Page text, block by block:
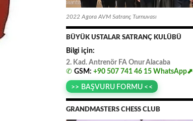
2022 Agora AVM Satranç Turnuvası
BÜYÜK USTALAR SATRANÇ KULÜBÜ
Bilgi için:
2. Kad. Antrenör FA Onur.Alacaba
✆ GSM: +90 507 741 46 15 WhatsApp⬈
>> BAŞVURU FORMU <<
GRANDMASTERS CHESS CLUB